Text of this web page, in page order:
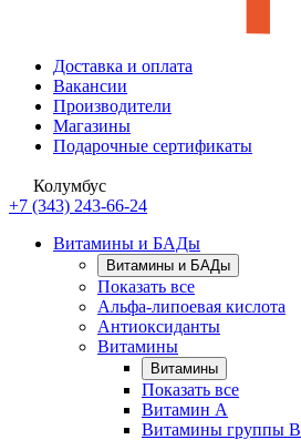
Доставка и оплата
Вакансии
Производители
Магазины
Подарочные сертификаты
Колумбус
+7 (343) 243-66-24
Витамины и БАДы
Витамины и БАДы
Показать все
Альфа-липоевая кислота
Антиоксиданты
Витамины
Витамины
Показать все
Витамин A
Витамины группы B